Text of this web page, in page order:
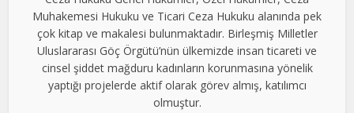
Muhakemesi Hukuku ve Ticari Ceza Hukuku alanında pek
çok kitap ve makalesi bulunmaktadır. Birleşmiş Milletler
Uluslararası Göç Örgütü’nün ülkemizde insan ticareti ve
cinsel şiddet mağduru kadınların korunmasına yönelik
yaptığı projelerde aktif olarak görev almış, katılımcı
olmuştur.